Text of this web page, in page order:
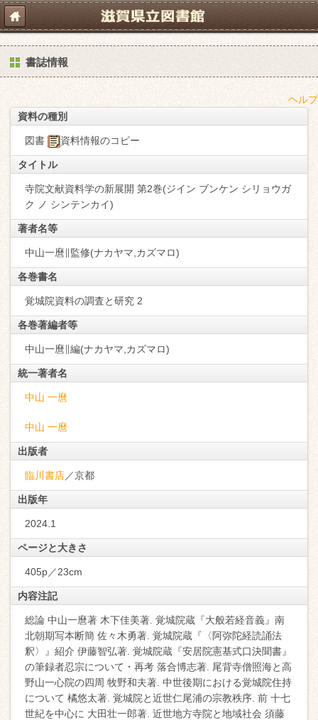
書誌情報
ヘルプ
資料の種別
図書 資料情報のコピー
タイトル
寺院文献資料学の新展開 第2巻(ジイン ブンケン シリョウガ
ク ノ シンテンカイ)
著者名等
中山一麿∥監修(ナカヤマ,カズマロ)
各巻書名
覚城院資料の調査と研究 2
各巻著編者等
中山一麿∥編(ナカヤマ,カズマロ)
統一著者名
中山 一麿
中山 一麿
出版者
臨川書店／京都
出版年
2024.1
ページと大きさ
405p／23cm
内容注記
総論 中山一麿著 木下佳美著. 覚城院蔵『大般若経音義』南
北朝期写本断簡 佐々木勇著. 覚城院蔵『〈阿弥陀経読誦法
釈〉』紹介 伊藤智弘著. 覚城院蔵『安居院憲基式口決聞書』
の筆録者忍宗について・再考 落合博志著. 尾背寺僧照海と高
野山一心院の四周 牧野和夫著. 中世後期における覚城院住持
について 橘悠太著. 覚城院と近世仁尾浦の宗教秩序. 前 十七
世紀を中心に 大田壮一郎著. 近世地方寺院と地域社会 須藤